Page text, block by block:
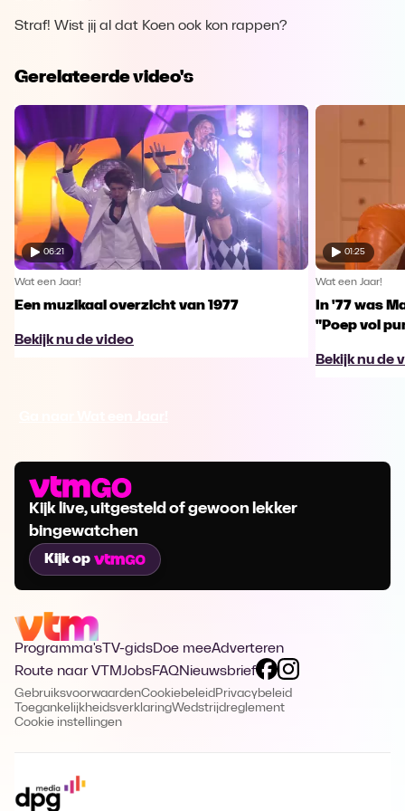
Straf! Wist jij al dat Koen ook kon rappen?
Gerelateerde video's
06:21
Wat een Jaar!
Een muzikaal overzicht van 1977
Bekijk nu de video
01:25
Wat een Jaar!
In '77 was
"Poep vol
Bekijk nu de
Kijk live, uitgesteld of gewoon lekker
bingewatchen
Kijk op
Programma's TV-gidsDoe meeAdverteren
Route naar VTMJobsFAQNieuwsbrief
GebruiksvoorwaardenCookiebeleid Privacybeleid
ToegankelijkheidsverklaringWedstrijdreglement
Cookie instellingen